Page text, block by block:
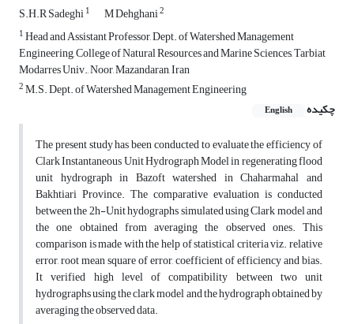
S.H.R Sadeghi1 M Dehghani2
1Head and Assistant Professor, Dept. of Watershed Management
Engineering, College of Natural Resources and Marine Sciences, Tarbiat
Modarres Univ., Noor, Mazandaran, Iran
2M.S. Dept. of Watershed Management Engineering
چکیده
English
The present study has been conducted to evaluate the efficiency of
Clark Instantaneous Unit Hydrograph Model in regenerating flood
unit hydrograph in Bazoft watershed in Chaharmahal and
Bakhtiari Province. The comparative evaluation is conducted
between the 2h-Unit hydographs simulated using Clark model and
the one obtained from averaging the observed ones. This
comparison is made with the help of statistical criteria viz. relative
error, root mean square of error, coefficient of efficiency and bias.
It verified high level of compatibility between two unit
hydrographs using the clark model and the hydrograph obtained by
averaging the observed data.